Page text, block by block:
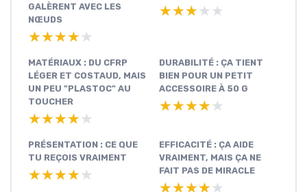
GALÈRENT AVEC LES
NŒUDS
★★★★★
★★★★★
★★★★★
★★★★★
MATÉRIAUX : DU CFRP
LÉGER ET COSTAUD, MAIS
UN PEU "PLASTOC" AU
TOUCHER
★★★★★
★★★★★
DURABILITÉ : ÇA TIENT
BIEN POUR UN PETIT
ACCESSOIRE À 50 G
★★★★★
★★★★★
PRÉSENTATION : CE QUE
TU REÇOIS VRAIMENT
★★★★★
★★★★★
EFFICACITÉ : ÇA AIDE
VRAIMENT, MAIS ÇA NE
FAIT PAS DE MIRACLE
★★★★★
★★★★★